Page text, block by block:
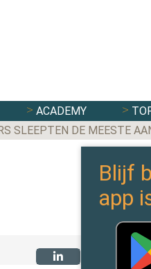
ACADEMY
SLEEPTEN DE MEESTE